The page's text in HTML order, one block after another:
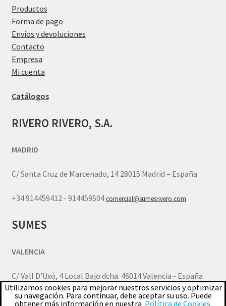
Productos
Forma de pago
Envíos y devoluciones
Contacto
Empresa
Mi cuenta
Catálogos
RIVERO RIVERO, S.A.
MADRID
C/ Santa Cruz de Marcenado, 14 28015 Madrid – España
+34 914459412 - 914459504comercial@sumesrivero.com
SUMES
VALENCIA
C/ Vall D'Uxó, 4 Local Bajo dcha. 46014 Valencia - España
+34 963770805comercial.valencia@sumesrivero.com
Utilizamos cookies para mejorar nuestros servicios y optimizar
su navegación. Para continuar, debe aceptar su uso. Puede
obtener más información en nuestra Política de Cookies.